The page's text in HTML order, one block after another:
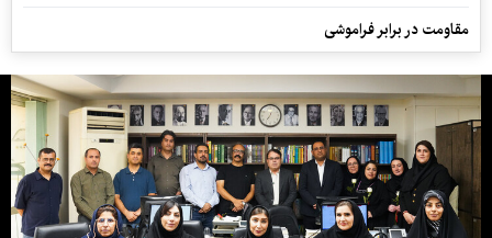
مقاومت در برابر فراموشی